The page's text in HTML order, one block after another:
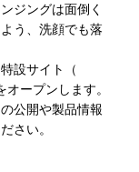
ジングは面倒く
う、洗顔でも落
設サイト（
オープンします。
公開や製品情報
さい。